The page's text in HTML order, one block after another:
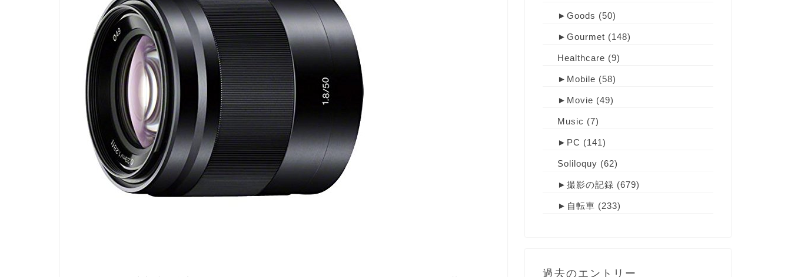
► Goods (50)
► Gourmet (148)
Healthcare (9)
► Mobile (58)
► Movie (49)
Music (7)
► PC (141)
Soliloquy (62)
► 撮影の記録 (679)
► 自転車 (233)
過去のエントリー